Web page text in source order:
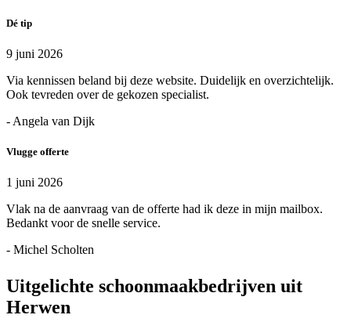
Dé tip
9 juni 2026
Via kennissen beland bij deze website. Duidelijk en overzichtelijk.
Ook tevreden over de gekozen specialist.
- Angela van Dijk
Vlugge offerte
1 juni 2026
Vlak na de aanvraag van de offerte had ik deze in mijn mailbox.
Bedankt voor de snelle service.
- Michel Scholten
Uitgelichte schoonmaakbedrijven uit
Herwen